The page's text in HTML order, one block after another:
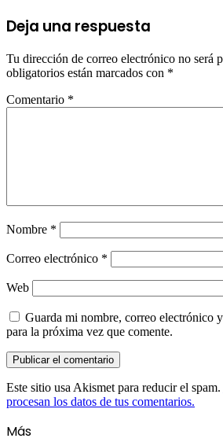
Deja una respuesta
Tu dirección de correo electrónico no será
obligatorios están marcados con *
Comentario *
Nombre *
Correo electrónico *
Web
Guarda mi nombre, correo electrónico
para la próxima vez que comente.
Este sitio usa Akismet para reducir el spam.
procesan los datos de tus comentarios.
Más